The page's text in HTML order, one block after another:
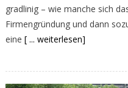
gradlinig – wie manche sich
Firmengründung und dann
eine [ ... weiterlesen]